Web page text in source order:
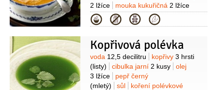
2 lžíce
mouka kukuřičná 2 lžíce
(hladká)
sůl mořská
petržel
kadeřavá/kudrnka
Kategorie
Kopřivová polévka
Suroviny
voda 12,5 decilitru kopřivy 3 hrsti
(listy)
cibulka jarní 2 kusy
olej
3 lžíce
pepř černý
(mletý)
sůl koření polévkové